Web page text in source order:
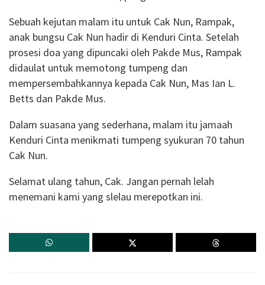
Sebuah kejutan malam itu untuk Cak Nun, Rampak,
anak bungsu Cak Nun hadir di Kenduri Cinta. Setelah
prosesi doa yang dipuncaki oleh Pakde Mus, Rampak
didaulat untuk memotong tumpeng dan
mempersembahkannya kepada Cak Nun, Mas Ian L.
Betts dan Pakde Mus.
Dalam suasana yang sederhana, malam itu jamaah
Kenduri Cinta menikmati tumpeng syukuran 70 tahun
Cak Nun.
Selamat ulang tahun, Cak. Jangan pernah lelah
menemani kami yang slelau merepotkan ini.